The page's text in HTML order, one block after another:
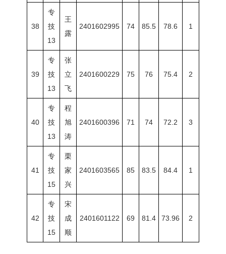
38
专
技
13
王
露
2401602995 74 85.5 78.6 1
39
专
技
13
张
立
飞
2401600229 75 76 75.4 2
40
专
技
13
程
旭
涛
2401600396 71 74 72.2 3
41
专
技
15
栗
家
兴
2401603565 85 83.5 84.4 1
42
专
技
15
宋
成
顺
2401601122 69 81.4 73.96 2